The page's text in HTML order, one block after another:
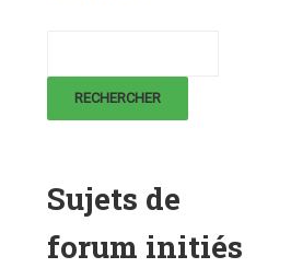
Sujets de
forum initiés